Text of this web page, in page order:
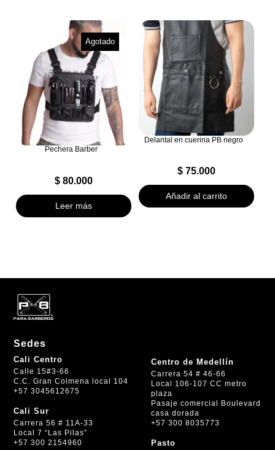
Agotado
Pechera Barber
$80.000
Leer más
Delantal en cuerina PB negro
$75.000
Añadir al carrito
Sedes
Cali Centro
Calle 15#3-66
C.C. Gran Colmena local 104
+57 3045612675
Cali Sur
Carrera 56 # 11A-33
Local 7 “Las Pilas”
+57 300 2154960
Centro de Medellín
Carrera 54 # 46-66
Local 106-107 CC metro
plaza
Pasaje comercial Boulevard
casa dorada
+57 300 8035773
Pasto